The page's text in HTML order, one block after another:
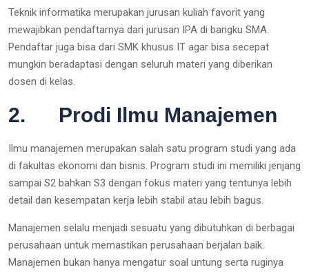
Teknik informatika merupakan jurusan kuliah favorit yang
mewajibkan pendaftarnya dari jurusan IPA di bangku SMA.
Pendaftar juga bisa dari SMK khusus IT agar bisa secepat
mungkin beradaptasi dengan seluruh materi yang diberikan
dosen di kelas.
2. Prodi Ilmu Manajemen
Ilmu manajemen merupakan salah satu program studi yang ada
di fakultas ekonomi dan bisnis. Program studi ini memiliki jenjang
sampai S2 bahkan S3 dengan fokus materi yang tentunya lebih
detail dan kesempatan kerja lebih stabil atau lebih bagus.
Manajemen selalu menjadi sesuatu yang dibutuhkan di berbagai
perusahaan untuk memastikan perusahaan berjalan baik.
Manajemen bukan hanya mengatur soal untung serta ruginya